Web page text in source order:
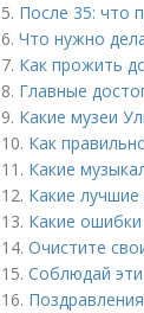
5. После 35: что
6. Что нужно
7. Как прожить
8. Главные
9. Какие музеи
10. Как
11. Какие
12. Какие
13. Какие
14. Очистите
15. Соблюдай
16.